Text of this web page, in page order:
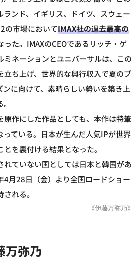
ランド、イギリス、ドイツ、スウェー
の市場においてIMAX社の過去最高の
った。IMAXのCEOであるリッチ・ゲ
ミネーションとユニバーサルは、この
立ち上げ、世界的な興行収入で夏のブ
ンに向けて、素晴らしい勢いを築き上
原作にした作品としても、本作は特筆
っている。日本が生んだ人気IPが世界
を裏付ける結果となった。
れていない国としては日本と韓国があ
4月28日（金）より全国ロードショー
れる。
《伊藤万弥乃》
万弥乃